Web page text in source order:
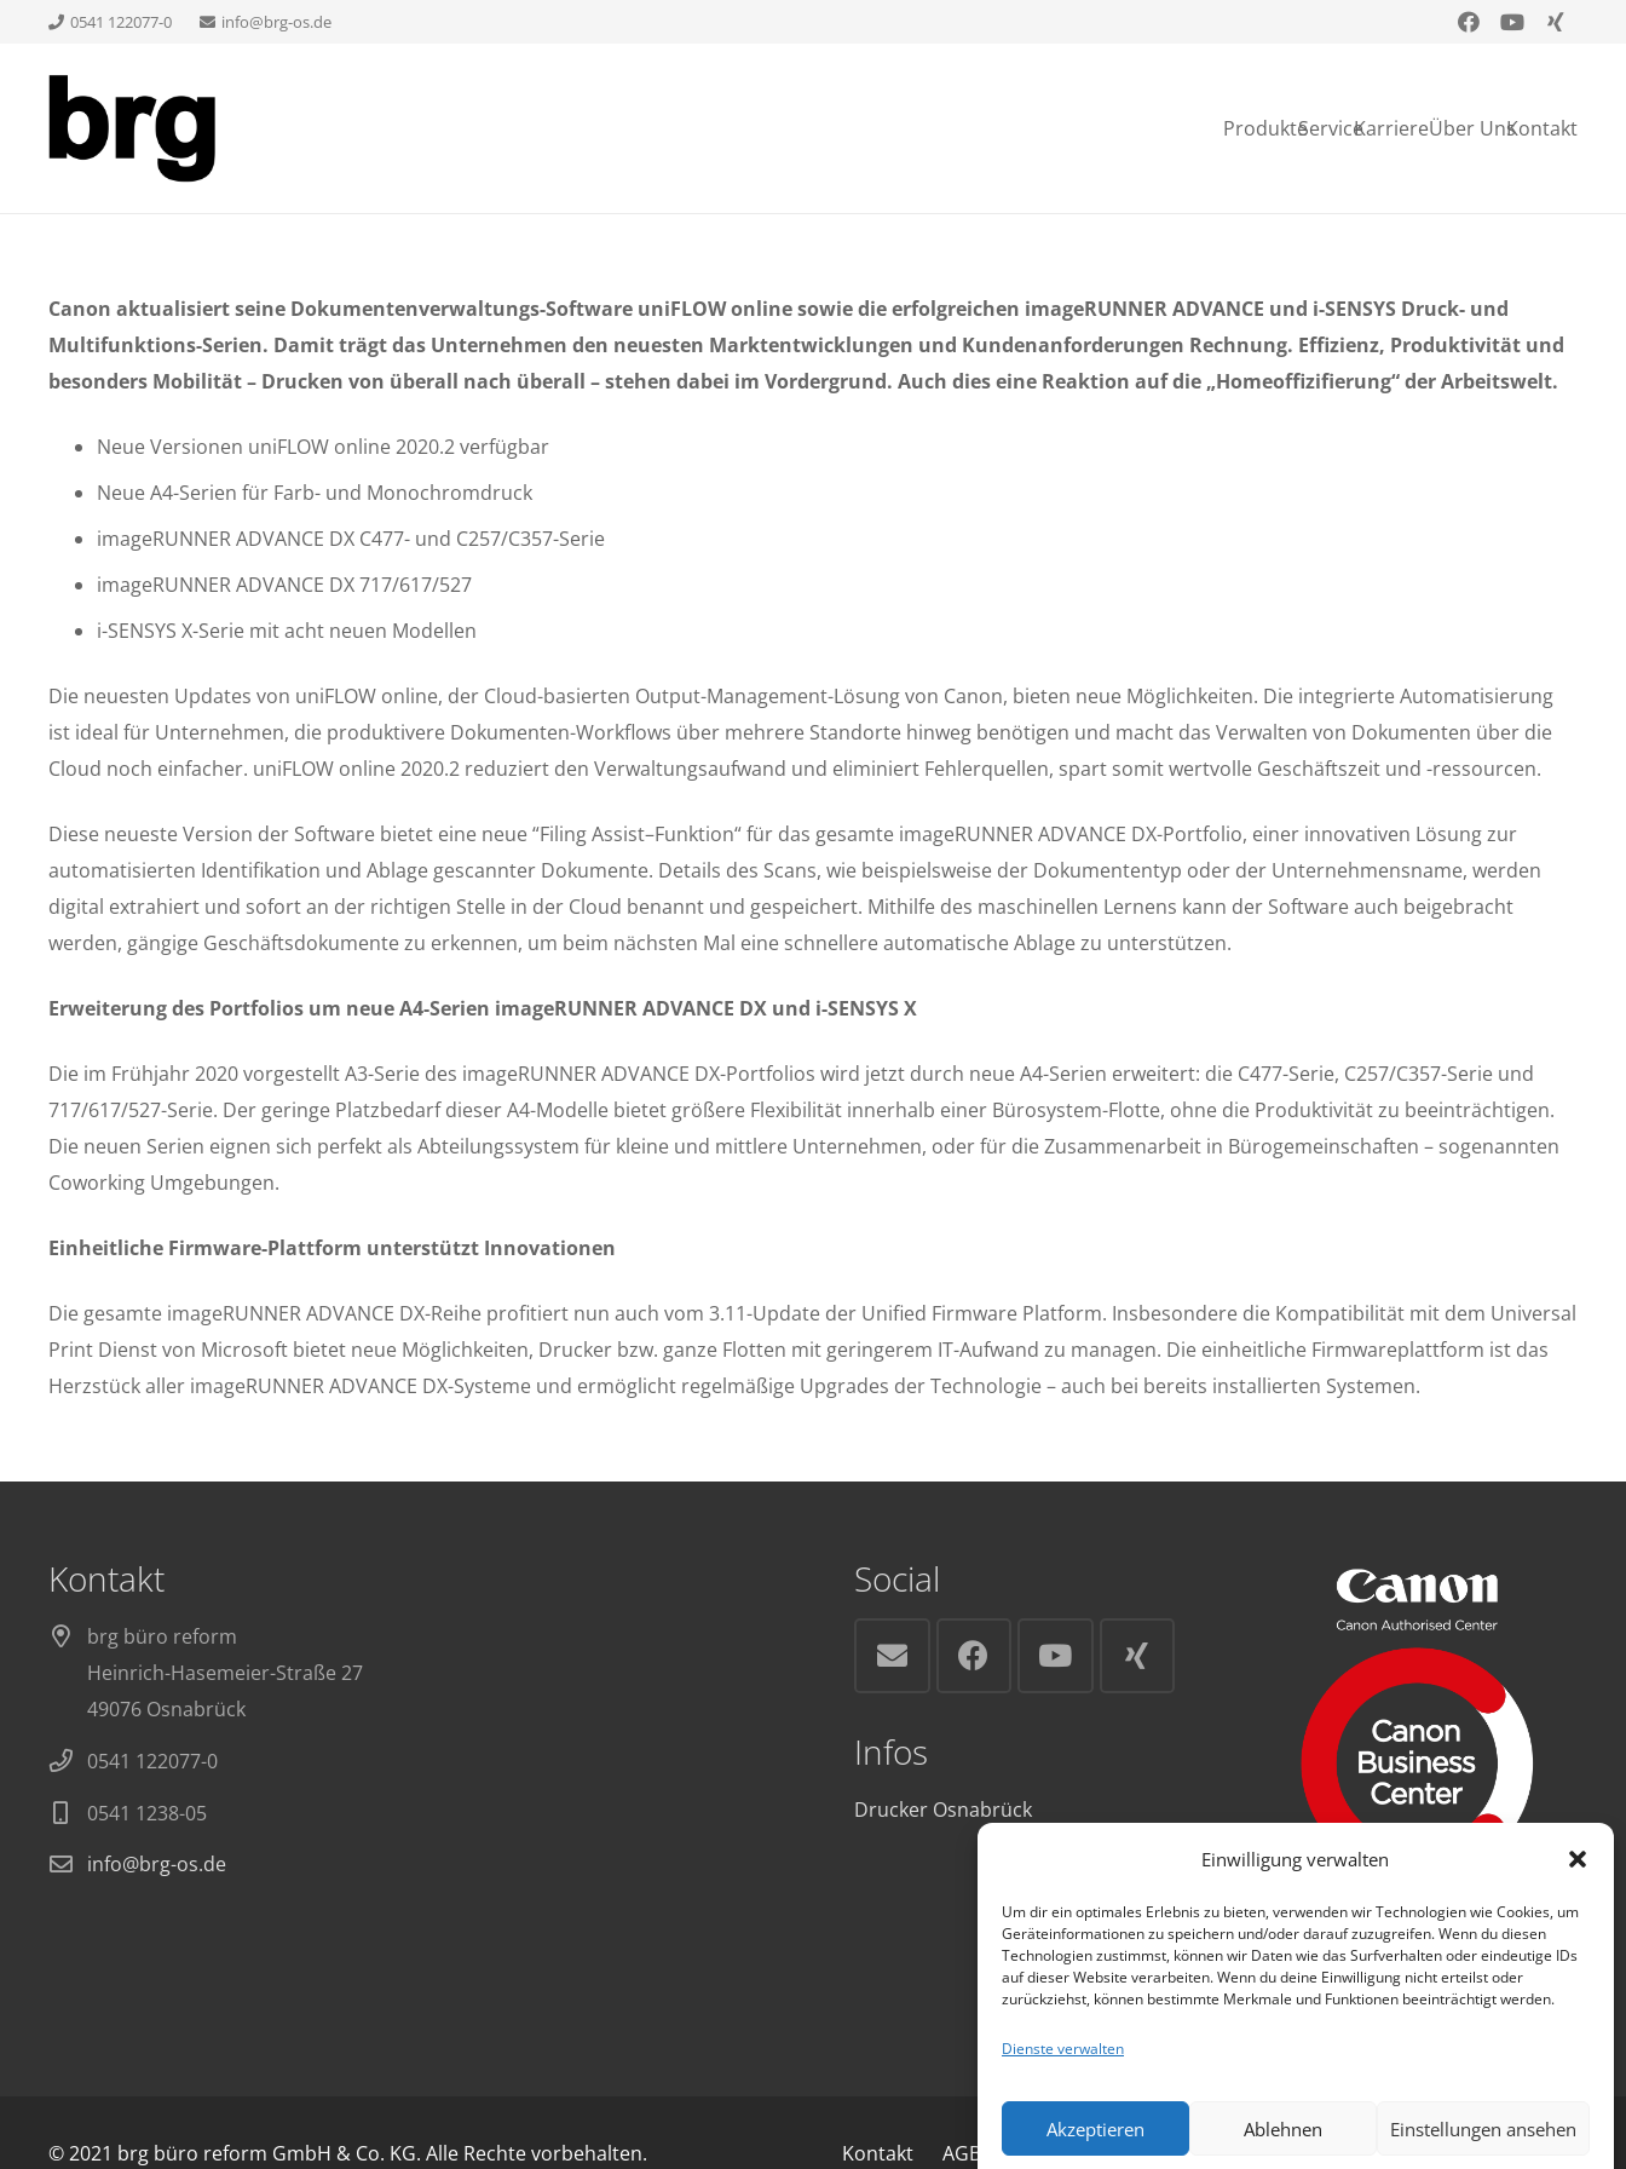
Einwilligung verwalten
Um dir ein optimales Erlebnis zu bieten, verwenden wir Technologien wie Cookies, um
Geräteinformationen zu speichern und/oder darauf zuzugreifen. Wenn du diesen
Technologien zustimmst, können wir Daten wie das Surfverhalten oder eindeutige IDs
auf dieser Website verarbeiten. Wenn du deine Einwilligung nicht erteilst oder
zurückziehst, können bestimmte Merkmale und Funktionen beeinträchtigt werden.
Dienste verwalten
Akzeptieren Ablehnen Einstellungen ansehen
0541 122077-0 info@brg-os.de
ProdukteServiceKarriereÜber UnsKontakt
Canon aktualisiert seine Dokumentenverwaltungs-Software uniFLOW online sowie die erfolgreichen imageRUNNER ADVANCE und i-SENSYS Druck- und
Multifunktions-Serien. Damit trägt das Unternehmen den neuesten Marktentwicklungen und Kundenanforderungen Rechnung. Effizienz, Produktivität und
besonders Mobilität – Drucken von überall nach überall – stehen dabei im Vordergrund. Auch dies eine Reaktion auf die „Homeoffizifierung“ der Arbeitswelt.
Neue Versionen uniFLOW online 2020.2 verfügbar
Neue A4-Serien für Farb- und Monochromdruck
imageRUNNER ADVANCE DX C477- und C257/C357-Serie
imageRUNNER ADVANCE DX 717/617/527
i-SENSYS X-Serie mit acht neuen Modellen
Die neuesten Updates von uniFLOW online, der Cloud-basierten Output-Management-Lösung von Canon, bieten neue Möglichkeiten. Die integrierte Automatisierung
ist ideal für Unternehmen, die produktivere Dokumenten-Workflows über mehrere Standorte hinweg benötigen und macht das Verwalten von Dokumenten über die
Cloud noch einfacher. uniFLOW online 2020.2 reduziert den Verwaltungsaufwand und eliminiert Fehlerquellen, spart somit wertvolle Geschäftszeit und -ressourcen.
Diese neueste Version der Software bietet eine neue “Filing Assist–Funktion“ für das gesamte imageRUNNER ADVANCE DX-Portfolio, einer innovativen Lösung zur
automatisierten Identifikation und Ablage gescannter Dokumente. Details des Scans, wie beispielsweise der Dokumententyp oder der Unternehmensname, werden
digital extrahiert und sofort an der richtigen Stelle in der Cloud benannt und gespeichert. Mithilfe des maschinellen Lernens kann der Software auch beigebracht
werden, gängige Geschäftsdokumente zu erkennen, um beim nächsten Mal eine schnellere automatische Ablage zu unterstützen.
Erweiterung des Portfolios um neue A4-Serien imageRUNNER ADVANCE DX und i-SENSYS X
Die im Frühjahr 2020 vorgestellt A3-Serie des imageRUNNER ADVANCE DX-Portfolios wird jetzt durch neue A4-Serien erweitert: die C477-Serie, C257/C357-Serie und
717/617/527-Serie. Der geringe Platzbedarf dieser A4-Modelle bietet größere Flexibilität innerhalb einer Bürosystem-Flotte, ohne die Produktivität zu beeinträchtigen.
Die neuen Serien eignen sich perfekt als Abteilungssystem für kleine und mittlere Unternehmen, oder für die Zusammenarbeit in Bürogemeinschaften – sogenannten
Coworking Umgebungen.
Einheitliche Firmware-Plattform unterstützt Innovationen
Die gesamte imageRUNNER ADVANCE DX-Reihe profitiert nun auch vom 3.11-Update der Unified Firmware Platform. Insbesondere die Kompatibilität mit dem Universal
Print Dienst von Microsoft bietet neue Möglichkeiten, Drucker bzw. ganze Flotten mit geringerem IT-Aufwand zu managen. Die einheitliche Firmwareplattform ist das
Herzstück aller imageRUNNER ADVANCE DX-Systeme und ermöglicht regelmäßige Upgrades der Technologie – auch bei bereits installierten Systemen.
Kontakt
brg büro reform
Heinrich-Hasemeier-Straße 27
49076 Osnabrück
0541 122077-0
0541 1238-05
info@brg-os.de
Social
Infos
Drucker Osnabrück
© 2021 brg büro reform GmbH & Co. KG. Alle Rechte vorbehalten. Kontakt AGB Wartungsbedingungen